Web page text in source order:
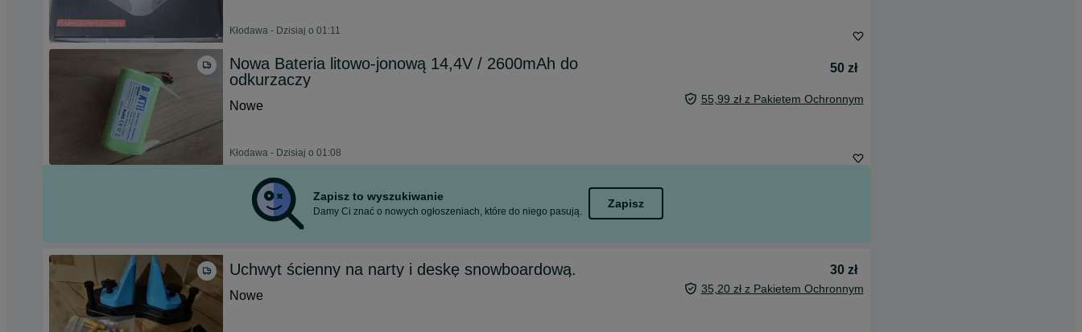
Kłodawa - Dzisiaj o 01:11
Nowa Bateria litowo-jonową 14,4V / 2600mAh do
odkurzaczy
50 zł
Nowe 55,99 zł z Pakietem Ochronnym
Kłodawa - Dzisiaj o 01:08
Zapisz to wyszukiwanie
Damy Ci znać o nowych ogłoszeniach, które do niego pasują.
Zapisz
Uchwyt ścienny na narty i deskę snowboardową.
30 zł
Nowe
35,20 zł z Pakietem Ochronnym